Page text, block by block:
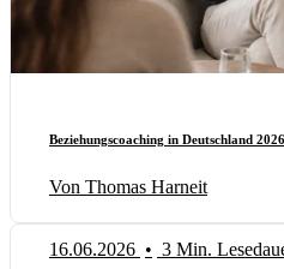
Beziehungscoaching in Deutschland
Von Thomas Harneit
16.06.2026 • 3 Min.